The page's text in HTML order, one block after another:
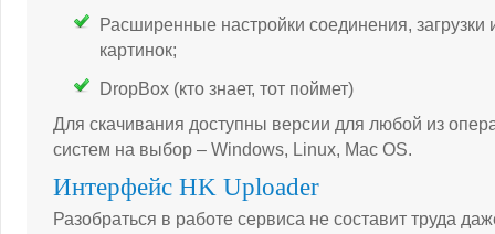
Расширенные настройки соединения, загрузки
картинок;
DropBox (кто знает, тот поймет)
Для скачивания доступны версии для любой из
систем на выбор – Windows, Linux, Mac OS.
Интерфейс HK Uploader
Разобраться в работе сервиса не составит труда